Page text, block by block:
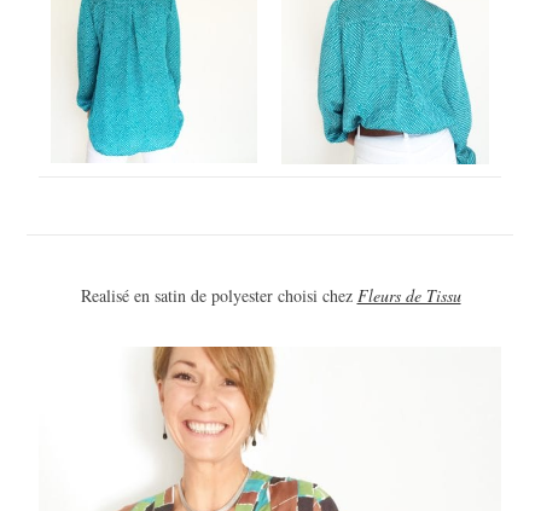
Realisé en satin de polyester choisi chez Fleurs de Tissu